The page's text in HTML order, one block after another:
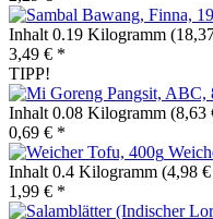
Inhalt 0.19 Kilogramm
3,49 € *
TIPP!
Inhalt 0.08 Kilogramm (8,63
0,69 € *
Inhalt 0.4 Kilogramm (4,98
1,99 € *